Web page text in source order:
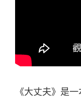
《大丈夫》是